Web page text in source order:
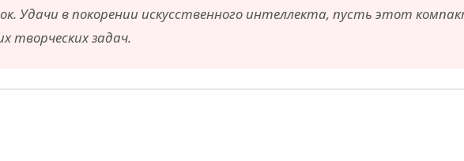
Удачи в покорении искусственного интеллекта, пусть этот
задач.